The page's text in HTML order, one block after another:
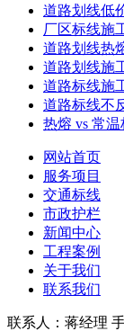
道路划线低
厂区标线施
道路划线热
道路划线施
道路标线施
道路标线不
热熔 vs 常
网站首页
服务项目
交通标线
市政护栏
新闻中心
工程案例
关于我们
联系我们
联系人：蒋经理